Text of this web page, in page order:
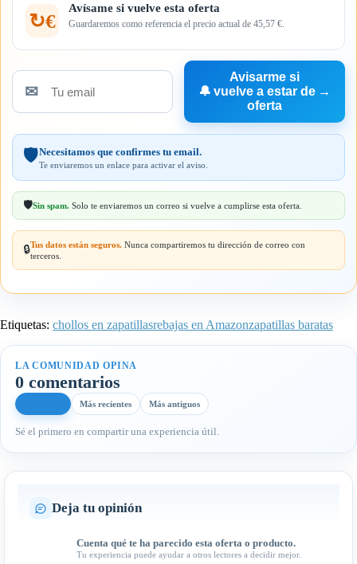
↻€
Avísame si vuelve esta oferta
Guardaremos como referencia el precio actual de 45,57 €.
Tu
email
✉ 🔔
Avisarme si
vuelve a estar de
oferta
→
🛡️Necesitamos que confirmes tu email.
Te enviaremos un enlace para activar el aviso.
🛡️Sin spam. Solo te enviaremos un correo si vuelve a cumplirse esta oferta.
🔒Tus datos están seguros. Nunca compartiremos tu dirección de correo con
terceros.
Etiquetas: chollos en zapatillasrebajas en Amazonzapatillas baratas
LA COMUNIDAD OPINA
0 comentarios
Más recientes Más antiguos
Sé el primero en compartir una experiencia útil.
Deja tu opinión
Cuenta qué te ha parecido esta oferta o producto.
Tu experiencia puede ayudar a otros lectores a decidir mejor.